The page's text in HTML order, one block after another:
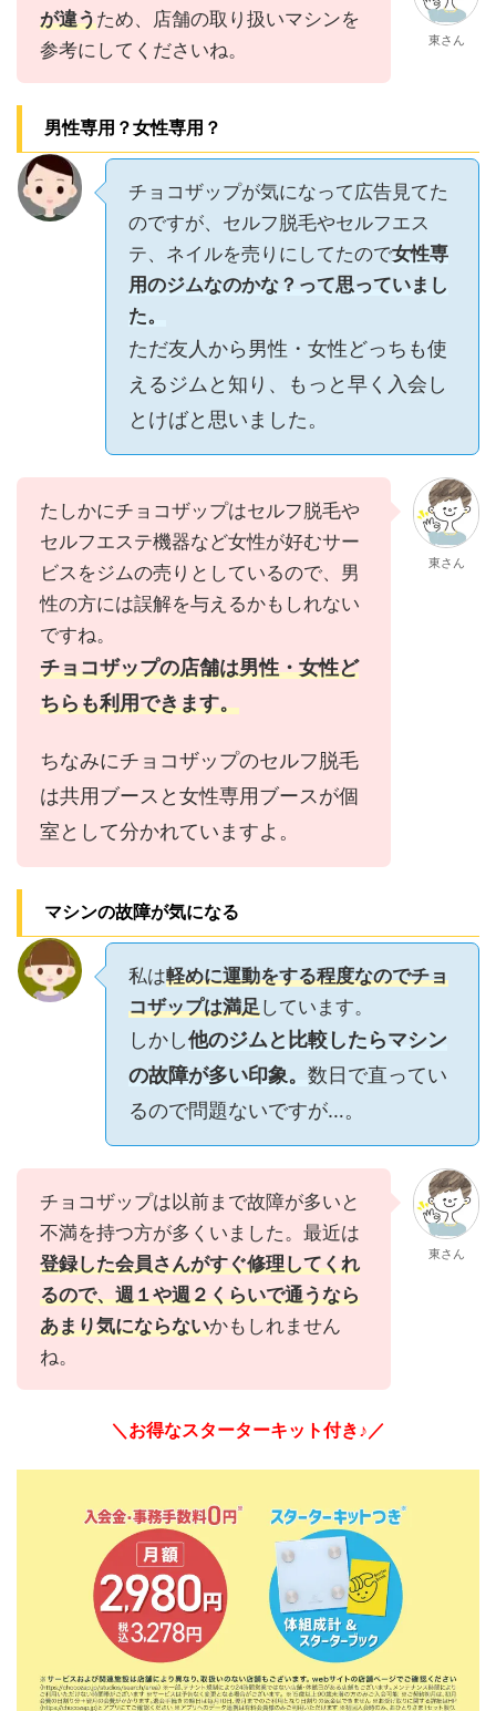
が違うため、店舗の取り扱いマシンを
参考にしてくださいね。
東さん
男性専用？女性専用？
チョコザップが気になって広告見てた
のですが、セルフ脱毛やセルフエス
テ、ネイルを売りにしてたので女性専
用のジムなのかな？って思っていまし
た。
ただ友人から男性・女性どっちも使
えるジムと知り、もっと早く入会し
とけばと思いました。
たしかにチョコザップはセルフ脱毛や
セルフエステ機器など女性が好むサー
ビスをジムの売りとしているので、男
性の方には誤解を与えるかもしれない
ですね。
チョコザップの店舗は男性・女性ど
ちらも利用できます。
ちなみにチョコザップのセルフ脱毛
は共用ブースと女性専用ブースが個
室として分かれていますよ。
東さん
マシンの故障が気になる
私は軽めに運動をする程度なのでチョ
コザップは満足しています。
しかし他のジムと比較したらマシン
の故障が多い印象。 数日で直ってい
るので問題ないですが…。
チョコザップは以前まで故障が多いと
不満を持つ方が多くいました。最近は
登録した会員さんがすぐ修理してくれ
るので、週１や週２くらいで通うなら
あまり気にならないかもしれません
ね。
東さん
＼お得なスターターキット付き♪／